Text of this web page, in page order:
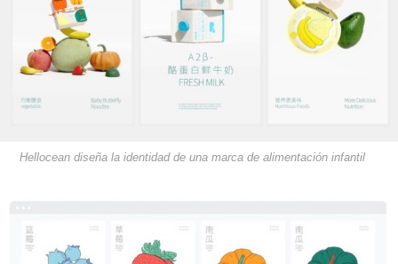
Hellocean diseña la identidad de una marca de alimentación infantil